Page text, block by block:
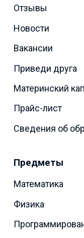
Отзывы
Новости
Вакансии
Приведи друга
Материнский
Прайс-лист
Сведения об
Предметы
Математика
Физика